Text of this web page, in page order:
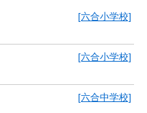
[六合小学校]
[六合小学校]
[六合中学校]